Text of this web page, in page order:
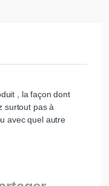
, la façon dont
surtout pas à
avec quel autre